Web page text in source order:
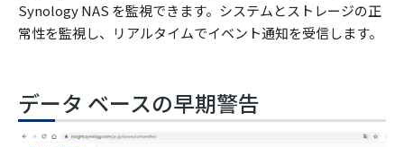
Synology NAS を監視できます。システムとストレージの正
常性を監視し、リアルタイムでイベント通知を受信します。
データ ベースの早期警告